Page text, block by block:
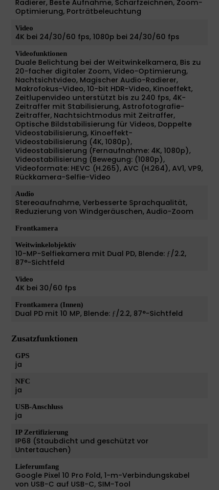
Radierer, Beste Aufnahme, Scharfzeichnen, Zoom-
Optimierung, Porträtbeleuchtung
Video
4K bei 24/30/60 fps, 1080p bei 24/30/60 fps
Videofunktionen
Duale Belichtung bei der Weitwinkelkamera, Bis zu
20-facher digitaler Zoom, Video-Optimierung,
Nachtsichtvideo, Magischer Audio-Radierer,
Makrofokus-Video, 10-bit HDR-Video, Kinoeffekt,
Zeitlupenvideo unterstützt bis zu 240 fps, 4K-
Zeitraffer mit Stabilisierung, Astrofotografie-
Zeitraffer, Nachtsichtmodus mit Zeitraffer,
Optische Bildstabilisierung für Videos, Doppelte
Videostabilisierung, Kinoeffekt-
Videostabilisierung (4K, 1080p),
Videostabilisierung (Fernaufnahme: 4K, 1080p),
Videostabilisierung (Bewegung: (1080p),
Videoformate: HEVC (H.265), AVC (H.264), AV1, VP9,
Rückkamera-Selfie-Video
Audio
Stereoaufnahme, Verbesserte Sprachqualität,
Reduzierung von Windgeräuschen, Audio-Zoom
Frontkamera
Weitwinkelobjektiv
10-MP-Selfiekamera mit Dual PD, Blende: ƒ/2.2,
87°-Sichtfeld
Video
4K bei 30/60 fps
Frontkamera (Innen)
Dual PD mit 10 MP, Blende: ƒ/2.2, 87°-Sichtfeld
Zusatzfunktionen
GPS
ja
NFC
ja
USB-Anschluss
ja
IP Zertifizierung
IP68 (Staubdicht und geschützt vor
Untertauchen)
Lieferumfang
Google Pixel 10 Pro Fold, 1-m-Verbindungskabel
von USB-C auf USB-C, SIM-Tool